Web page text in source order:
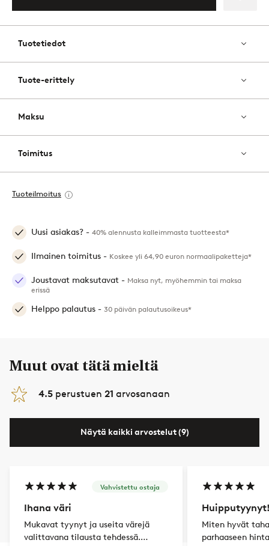
Tuotetiedot
Tuote-erittely
Maksu
Toimitus
Tuoteilmoitus
Uusi asiakas? - 40% alennusta kalleimmasta tuotteesta*
Ilmainen toimitus - Koskee yli 64,90 euron normaalipaketteja*
Joustavat maksutavat - Maksa nyt, myöhemmin tai maksa
erissä
Helppo palautus - 30 päivän palautusoikeus*
Muut ovat tätä mieltä
4.5 perustuen 21 arvosanaan
Näytä kaikki arvostelut (9)
Vahvistettu ostaja
Ihana väri
Mukavat tyynyt ja useita värejä
valittavana tilausta tehdessä.
Miten hyvät
parhaaseen